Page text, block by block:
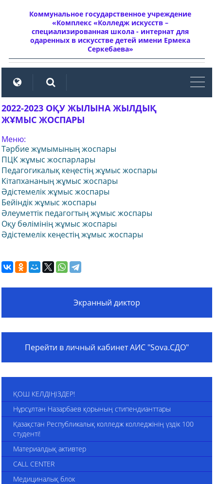
Коммунальное государственное учреждение
«Комплекс «Колледж искусств –
специализированная школа - интернат для
одаренных в искусстве детей имени Ермека
Серкебаева»
2022-2023 ОҚУ ЖЫЛЫНА ЖЫЛДЫҚ
ЖҰМЫС ЖОСПАРЫ
Меню:
Тәрбие жұмымының жоспары
ПЦК жұмыс жоспарлары
Педагогикалық кеңестің жұмыс жоспары
Кітапхананың жұмыс жоспары
Әдістемелік жұмыс жоспары
Бейіндік жұмыс жоспары
Әлеуметтік педагогтың жұмыс жоспары
Оқу бөлімінің жұмыс жоспары
Әдістемелік кеңестің жұмыс жоспары
Экранный диктор
Перейти в личный кабинет АИС "Sova.СДО"
ҚОШ КЕЛДІҢІЗДЕР!
Нұрсұлтан Назарбаев қорының стипендианттары
Қазақстан Республикалық колледж колледжінің үздік 100
студенті!
Материалдық активтер
CALL CENTER
Медициналық блок